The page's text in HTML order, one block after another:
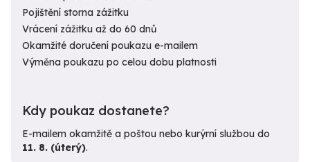
Pojištění storna zážitku
Vrácení zážitku až do 60 dnů
Okamžité doručení poukazu e-mailem
Výměna poukazu po celou dobu platnosti
Kdy poukaz dostanete?
E-mailem okamžitě a poštou nebo kurýrní službou do
11. 8. (úterý).